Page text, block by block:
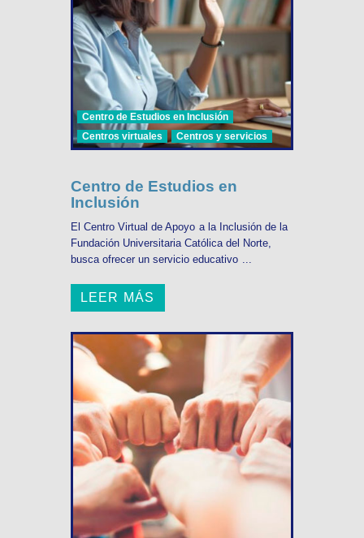
Centro de Estudios en Inclusión
Centros virtuales
Centros y servicios
Centro de Estudios en
Inclusión
El Centro Virtual de Apoyo a la Inclusión de la
Fundación Universitaria Católica del Norte,
busca ofrecer un servicio educativo ...
LEER MÁS